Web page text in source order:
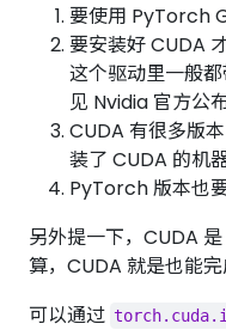
要使用 PyTorch
要安装好 CUDA
这个驱动里一般
见 Nvidia 官方公
CUDA 有很多版
装了 CUDA 的机
PyTorch 版本也
另外提一下，CUDA
算，CUDA 就是也能完
可以通过